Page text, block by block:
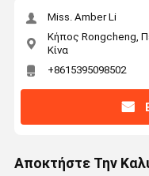
Miss. Amber Li
Κήπος Rongcheng,
Κίνα
+8615395098502
Αποκτήστε Την